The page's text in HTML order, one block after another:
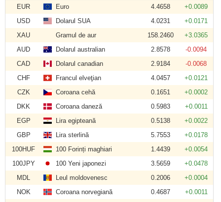
EUR
Euro 4.4658
+0.0089
USD
Dolarul SUA 4.0231
+0.0171
XAU
Gramul de aur 158.2460
+3.0365
AUD
Dolarul australian 2.8578
-0.0094
CAD
Dolarul canadian 2.9184
-0.0068
CHF
Francul elveţian 4.0457
+0.0121
CZK
Coroana cehă 0.1651
+0.0002
DKK
Coroana daneză 0.5983
+0.0011
EGP
Lira egipteană 0.5138
+0.0022
GBP
Lira sterlină 5.7553
+0.0178
100HUF
100 Forinți maghiari 1.4439
+0.0054
100JPY
100 Yeni japonezi 3.5659
+0.0478
MDL
Leul moldovenesc 0.2006
+0.0004
NOK
Coroana norvegiană 0.4687
+0.0011